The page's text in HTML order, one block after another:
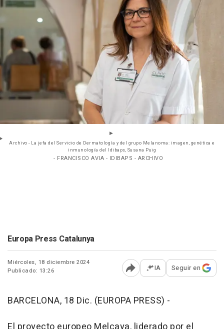
Archivo - La jefa del Servicio de Dermatología y del grupo Melanoma: imagen, genética e
inmunología del Idibaps, Susana Puig
- FRANCISCO AVIA - IDIBAPS - ARCHIVO
Europa Press Catalunya
Miércoles, 18 diciembre 2024
Publicado: 13:26
Abrir opciones para
IA Seguir en
BARCELONA, 18 Dic. (EUROPA PRESS) -